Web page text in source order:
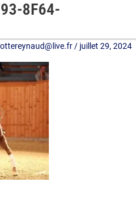
8F64-
/ juillet 29, 2024